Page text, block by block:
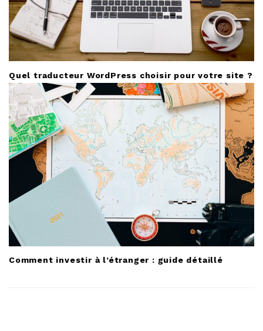
Quel traducteur WordPress choisir pour votre site ?
Comment investir à l’étranger : guide détaillé